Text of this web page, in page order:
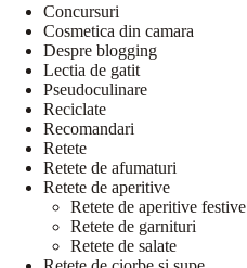
Concursuri
Cosmetica din camara
Despre blogging
Lectia de gatit
Pseudoculinare
Reciclate
Recomandari
Retete
Retete de afumaturi
Retete de aperitive
Retete de aperitive festive
Retete de garnituri
Retete de salate